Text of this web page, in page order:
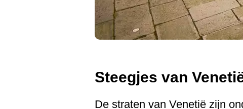
Steegjes van
De straten van Venetië zijn